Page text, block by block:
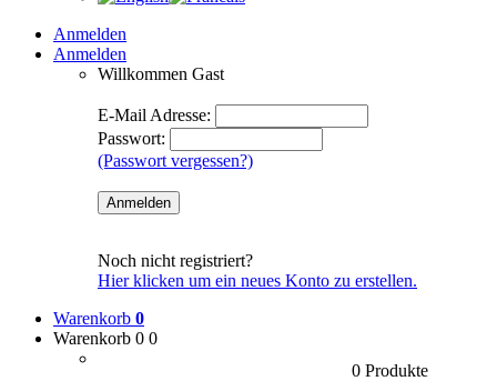
Anmelden
Anmelden
Willkommen Gast
E-Mail Adresse:
Passwort:
(Passwort vergessen?)
Noch nicht registriert?
Hier klicken um ein neues Konto zu erstellen.
Warenkorb 0
Warenkorb 0 0
0 Produkte